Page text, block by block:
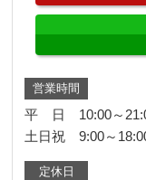
営業時間
平 日 10:00～
土日祝 9:00～
定休日